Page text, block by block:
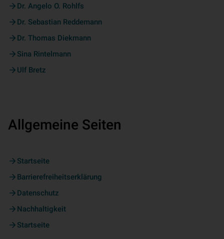
Dr. Angelo O. Rohlfs
Dr. Sebastian Reddemann
Dr. Thomas Diekmann
Sina Rintelmann
Ulf Bretz
Allgemeine Seiten
Startseite
Barrierefreiheitserklärung
Datenschutz
Nachhaltigkeit
Startseite